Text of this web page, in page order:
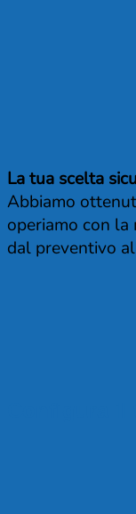
La tua scelta
Abbiamo
operiamo con la
dal preventivo